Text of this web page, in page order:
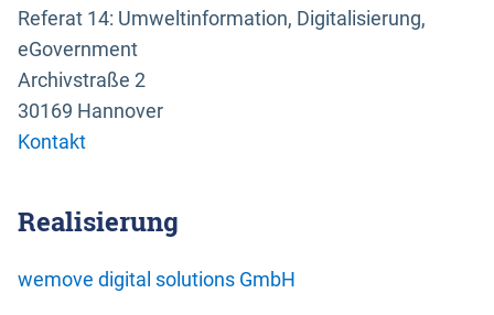
Referat 14: Umweltinformation, Digitalisierung,
eGovernment
Archivstraße 2
30169 Hannover
Kontakt
Realisierung
wemove digital solutions GmbH